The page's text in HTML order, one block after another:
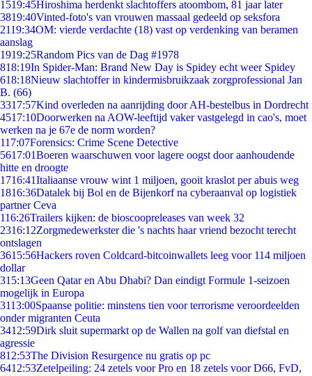
1519:45Hiroshima herdenkt slachtoffers atoombom, 81 jaar later
3819:40Vinted-foto's van vrouwen massaal gedeeld op seksfora
2119:34OM: vierde verdachte (18) vast op verdenking van beramen
aanslag
1919:25Random Pics van de Dag #1978
818:19In Spider-Man: Brand New Day is Spidey echt weer Spidey
618:18Nieuw slachtoffer in kindermisbruikzaak zorgprofessional Jan
B. (66)
3317:57Kind overleden na aanrijding door AH-bestelbus in Dordrecht
4517:10Doorwerken na AOW-leeftijd vaker vastgelegd in cao's, moet
werken na je 67e de norm worden?
117:07Forensics: Crime Scene Detective
5617:01Boeren waarschuwen voor lagere oogst door aanhoudende
hitte en droogte
1716:41Italiaanse vrouw wint 1 miljoen, gooit kraslot per abuis weg
1816:36Datalek bij Bol en de Bijenkorf na cyberaanval op logistiek
partner Ceva
116:26Trailers kijken: de bioscoopreleases van week 32
2316:12Zorgmedewerkster die 's nachts haar vriend bezocht terecht
ontslagen
3615:56Hackers roven Coldcard-bitcoinwallets leeg voor 114 miljoen
dollar
315:13Geen Qatar en Abu Dhabi? Dan eindigt Formule 1-seizoen
mogelijk in Europa
3113:00Spaanse politie: minstens tien voor terrorisme veroordeelden
onder migranten Ceuta
3412:59Dirk sluit supermarkt op de Wallen na golf van diefstal en
agressie
812:53The Division Resurgence nu gratis op pc
6412:53Zetelpeiling: 24 zetels voor Pro en 18 zetels voor D66, FvD,